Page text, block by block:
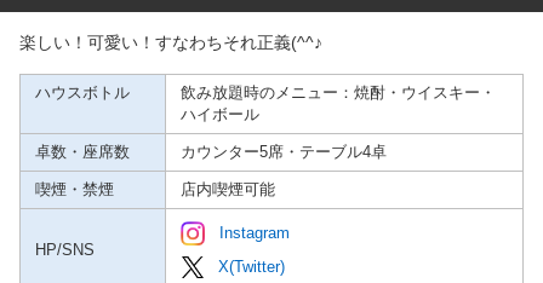
楽しい！可愛い！すなわちそれ正義(^^♪
ハウスボトル
飲み放題時のメニュー：焼酎・ウイスキー・
ハイボール
卓数・座席数 カウンター5席・テーブル4卓
喫煙・禁煙 店内喫煙可能
HP/SNS
Instagram
X(Twitter)